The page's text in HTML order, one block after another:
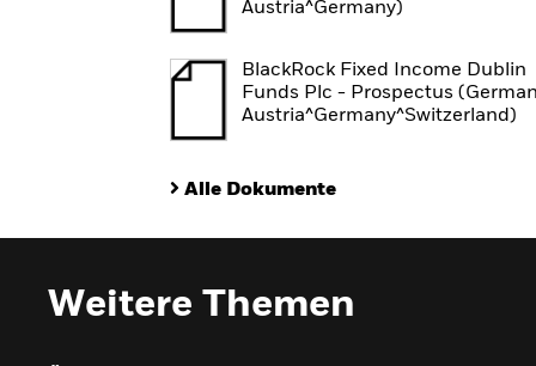
Austria^Germany)
BlackRock Fixed Income Dublin
Funds Plc - Prospectus
Austria^Germany^Switzerland)
Alle Dokumente
Weitere Themen